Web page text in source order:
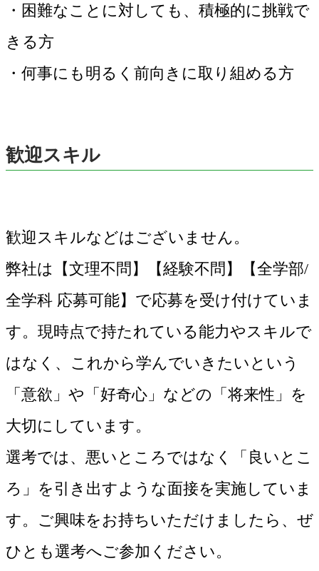
・困難なことに対しても、積極的に挑戦で
きる方
・何事にも明るく前向きに取り組める方
歓迎スキル
歓迎スキルなどはございません。
弊社は【文理不問】【経験不問】【全学部/
全学科 応募可能】で応募を受け付けていま
す。現時点で持たれている能力やスキルで
はなく、これから学んでいきたいという
「意欲」や「好奇心」などの「将来性」を
大切にしています。
選考では、悪いところではなく「良いとこ
ろ」を引き出すような面接を実施していま
す。ご興味をお持ちいただけましたら、ぜ
ひとも選考へご参加ください。